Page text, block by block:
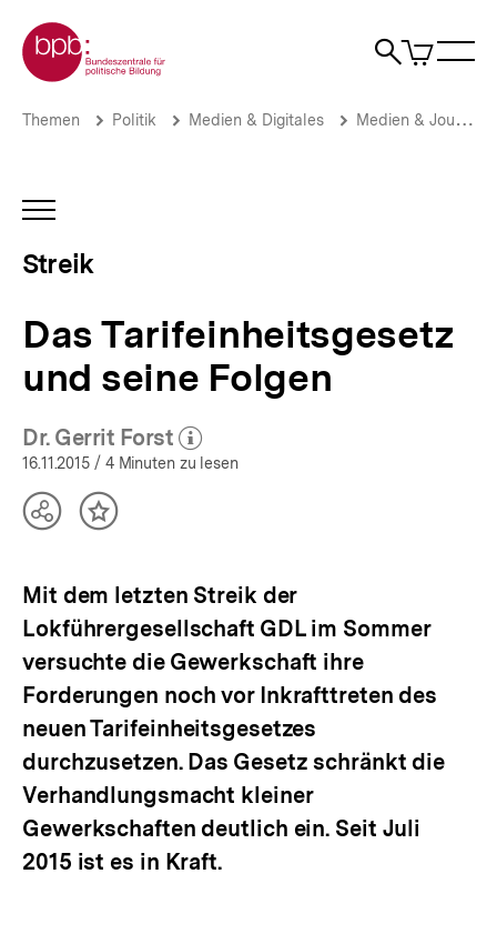
zum
Seiteninhalt
springen
Zur Startseite der bpb
Suche
Artikel
im
Das
Folgen
Brotkrümelnavigation
Pfadnavigation
Themen Politik Medien & Digitales Medien & Journalismus
INHALTSNAVIGATION
Streik
Das Tarifeinheitsgesetz
und seine Folgen
Dr. Gerrit Forst
(Mehr zum Autor)
öffnen
16.11.2015 / 4 Minuten zu lesen
TeilenInhalt
Mit dem letzten Streik der
Lokführergesellschaft GDL im Sommer
versuchte die Gewerkschaft ihre
Forderungen noch vor Inkrafttreten des
neuen Tarifeinheitsgesetzes
durchzusetzen. Das Gesetz schränkt die
Verhandlungsmacht kleiner
Gewerkschaften deutlich ein. Seit Juli
2015 ist es in Kraft.